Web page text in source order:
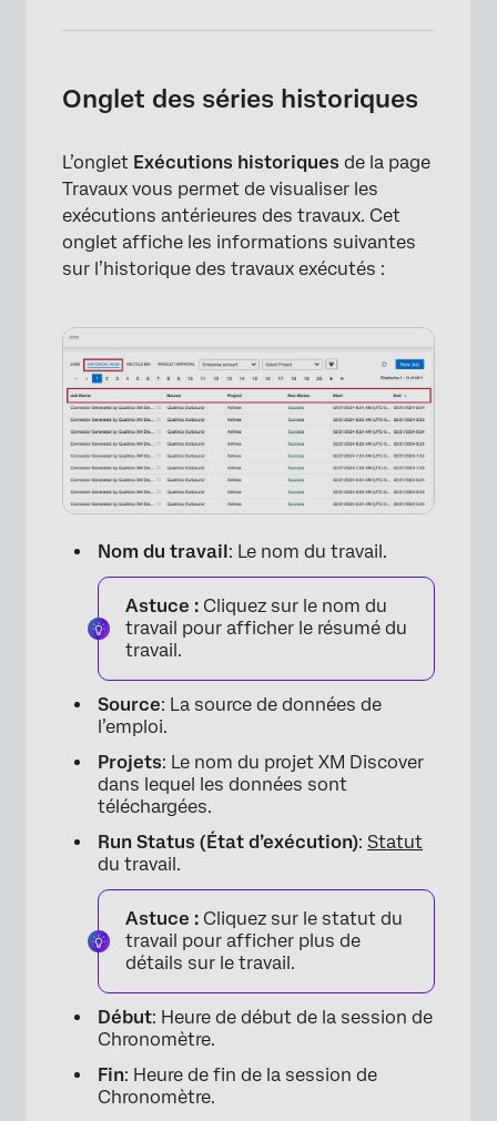
Onglet des séries historiques
L’onglet Exécutions historiques de la page
Travaux vous permet de visualiser les
exécutions antérieures des travaux. Cet
onglet affiche les informations suivantes
sur l’historique des travaux exécutés :
Nom du travail : Le nom du travail.
Astuce : Cliquez sur le nom du
travail pour afficher le résumé du
travail.
Source: La source de données de
l’emploi.
Projets: Le nom du projet XM Discover
dans lequel les données sont
téléchargées.
Run Status (État d’exécution): Statut
du travail.
Astuce : Cliquez sur le statut du
travail pour afficher plus de
détails sur le travail.
Début: Heure de début de la session de
Chronomètre.
Fin: Heure de fin de la session de
Chronomètre.